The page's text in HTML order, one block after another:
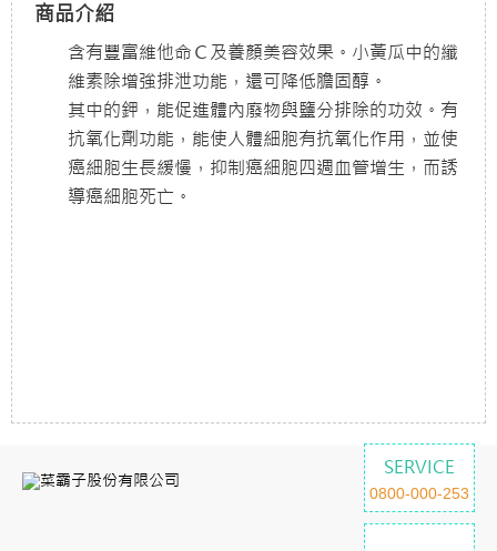
商品介紹
含有豐富維他命Ｃ及養顏美容效果。小黃瓜中的纖
維素除增強排泄功能，還可降低膽固醇。
其中的鉀，能促進體內廢物與鹽分排除的功效。有
抗氧化劑功能，能使人體細胞有抗氧化作用，並使
癌細胞生長緩慢，抑制癌細胞四週血管增生，而誘
導癌細胞死亡。
SERVICE
0800-000-253